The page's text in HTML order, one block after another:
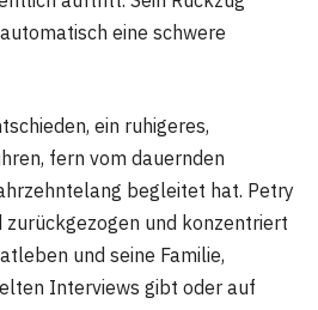
eine schwere
ein ruhigeres,
fern vom dauernden
begleitet hat. Petry
und konzentriert
und seine Familie,
Interviews gibt oder auf